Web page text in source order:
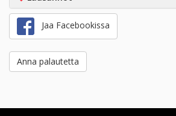
Jaa Facebookissa
Anna palautetta